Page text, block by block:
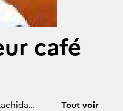
café
Tout voir